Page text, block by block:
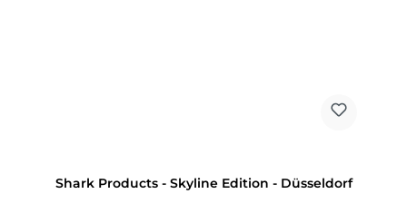
Shark Products - Skyline Edition - Düsseldorf